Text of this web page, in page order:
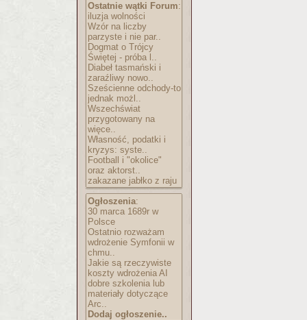
Ostatnie wątki Forum:
iluzja wolności
Wzór na liczby
parzyste i nie par..
Dogmat o Trójcy
Świętej - próba l..
Diabeł tasmański i
zaraźliwy nowo..
Sześcienne odchody-to
jednak możl..
Wszechświat
przygotowany na
więce..
Własność, podatki i
kryzys: syste..
Football i "okolice"
oraz aktorst..
zakazane jabłko z raju
Ogłoszenia:
30 marca 1689r w
Polsce
Ostatnio rozważam
wdrożenie Symfonii w
chmu..
Jakie są rzeczywiste
koszty wdrożenia AI
dobre szkolenia lub
materiały dotyczące
Arc..
Dodaj ogłoszenie..